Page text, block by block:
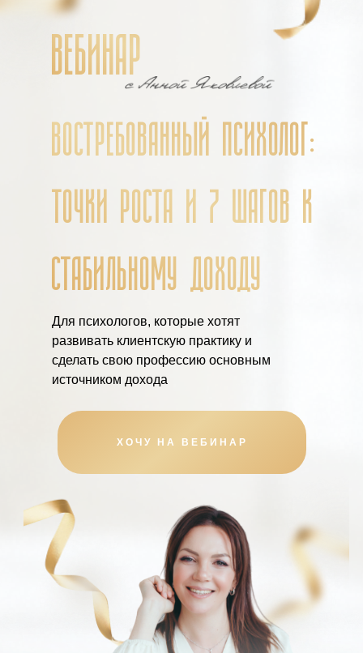
Для психологов, которые хотят
развивать клиентскую практику и
сделать свою профессию основным
источником дохода
ВОСТРЕБОВАННЫЙ ПСИХОЛОГ:
ТОЧКИ РОСТА И 7 ШАГОВ К
СТАБИЛЬНОМУ ДОХОДУ
ВЕБИНАР
ХОЧУ НА ВЕБИНАР